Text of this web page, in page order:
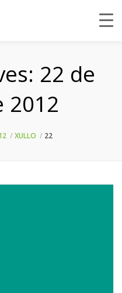
22 de
2012
XULLO 22